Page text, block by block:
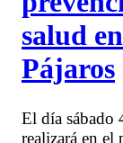
salud
Pájaros
El día sábado
realizará en el